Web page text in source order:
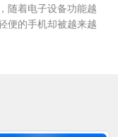
随着电子设备功能越
便的手机却被越来越